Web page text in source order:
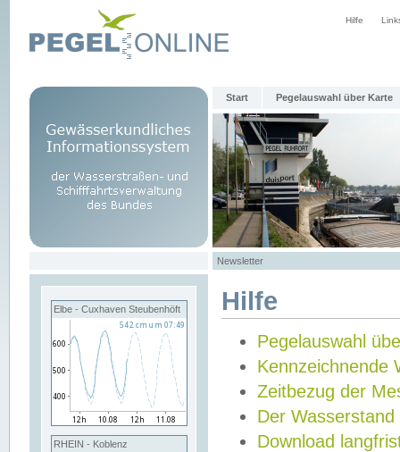
Hilfe
Start Pegelauswahl über Karte
Newsletter
Elbe - Cuxhaven Steubenhöft
RHEIN - Koblenz
Hilfe
Pegelauswahl
Kennzeichnende
Zeitbezug der
Der Wasserstand
Download